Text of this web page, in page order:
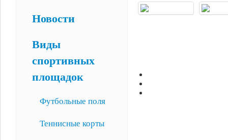
Новости
Виды
спортивных
площадок
Футбольные поля
Теннисные корты